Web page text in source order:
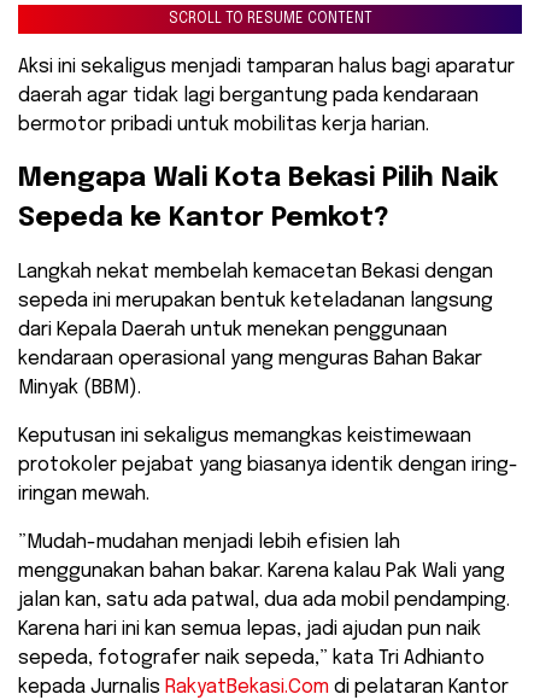
SCROLL TO RESUME CONTENT
Aksi ini sekaligus menjadi tamparan halus bagi aparatur
daerah agar tidak lagi bergantung pada kendaraan
bermotor pribadi untuk mobilitas kerja harian.
​Mengapa Wali Kota Bekasi Pilih Naik
Sepeda ke Kantor Pemkot?
​Langkah nekat membelah kemacetan Bekasi dengan
sepeda ini merupakan bentuk keteladanan langsung
dari Kepala Daerah untuk menekan penggunaan
kendaraan operasional yang menguras Bahan Bakar
Minyak (BBM).
Keputusan ini sekaligus memangkas keistimewaan
protokoler pejabat yang biasanya identik dengan iring-
iringan mewah.
​”Mudah-mudahan menjadi lebih efisien lah
menggunakan bahan bakar. Karena kalau Pak Wali yang
jalan kan, satu ada patwal, dua ada mobil pendamping.
Karena hari ini kan semua lepas, jadi ajudan pun naik
sepeda, fotografer naik sepeda,” kata Tri Adhianto
kepada Jurnalis RakyatBekasi.Com di pelataran Kantor